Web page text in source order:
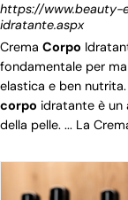
https://
idratante.aspx
Crema Corpo
fondamentale per
elastica e ben
corpo idratante è un
della pelle. ... La